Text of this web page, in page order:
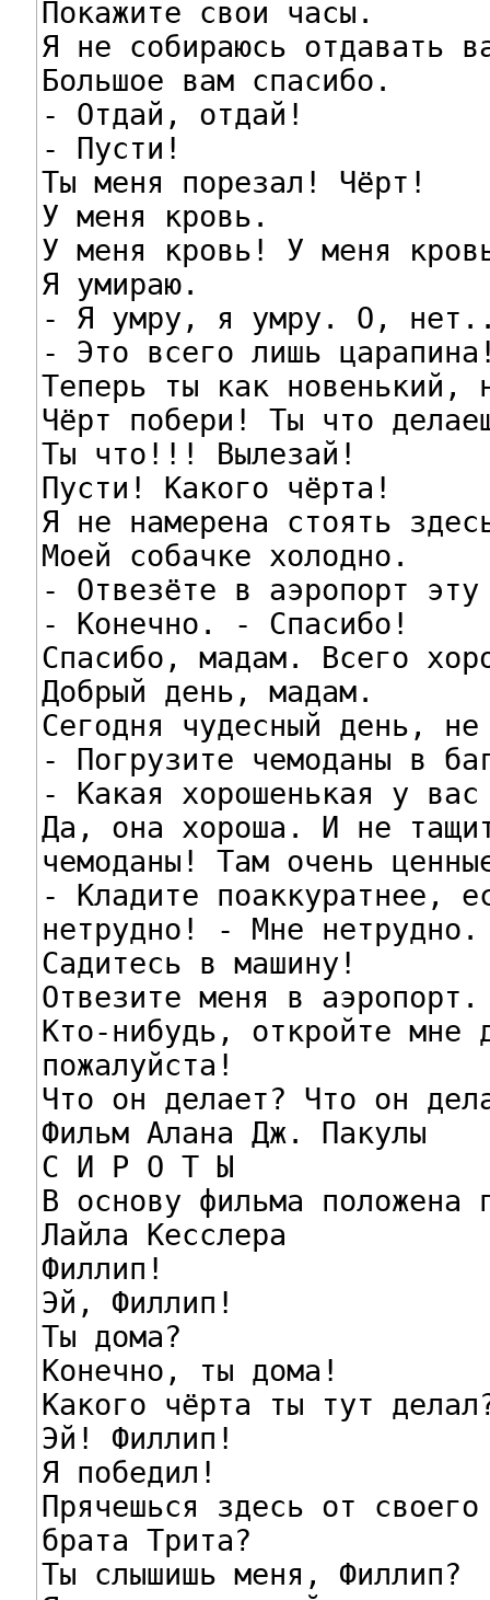
Покажите свои часы.
Я не собираюсь отдавать
Большое вам спасибо.
- Отдай, отдай!
- Пусти!
Ты меня порезал! Чёрт!
У меня кровь.
У меня кровь! У меня
Я умираю.
- Я умру, я умру. О,
- Это всего лишь
Теперь ты как новенький,
Чёрт побери! Ты что
Ты что!!! Вылезай!
Пусти! Какого чёрта!
Я не намерена стоять
Моей собачке холодно.
- Отвезёте в аэропорт
- Конечно. - Спасибо!
Спасибо, мадам. Всего
Добрый день, мадам.
Сегодня чудесный день,
- Погрузите чемоданы в
- Какая хорошенькая у
Да, она хороша. И не
чемоданы! Там очень
- Кладите поаккуратнее,
нетрудно! - Мне нетрудно.
Садитесь в машину!
Отвезите меня в аэропорт.
Кто-нибудь, откройте мне
пожалуйста!
Что он делает? Что он
Фильм Алана Дж. Пакулы
С И Р О Т Ы
В основу фильма положена
Лайла Кесслера
Филлип!
Эй, Филлип!
Ты дома?
Конечно, ты дома!
Какого чёрта ты тут
Эй! Филлип!
Я победил!
Прячешься здесь от своего
брата Трита?
Ты слышишь меня, Филлип?